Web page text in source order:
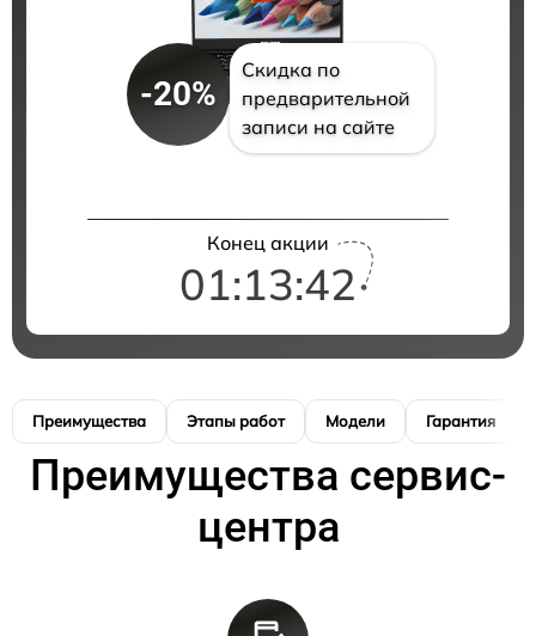
-20%
Скидка по
предварительной
записи на сайте
Конец акции
01:13:42
Преимущества Этапы работ Модели Гарантия
Преимущества сервис-
центра